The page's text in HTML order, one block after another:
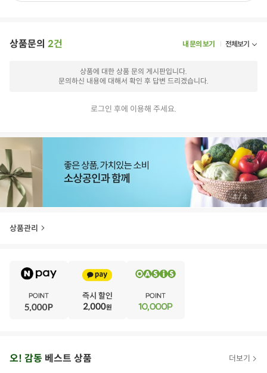
상품문의 2건 내 문의 보기 전체보기
상품에 대한 상품 문의 게시판입니다.
문의하신 내용에 대해서 확인 후 답변 드리겠습니다.
로그인 후에 이용해 주세요.
4/4
상품관리
아오! 감동 베스트 상품 더보기